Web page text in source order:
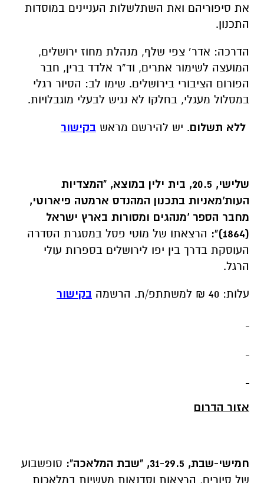
את סיפוריהם ואת השתלשלות העניינים במוסדות
התכנון.
הדרכה: אדר’ צפי שלף, מנהלת מחוז ירושלים,
המועצה לשימור אתרים, וד”ר אלדד ברין, חבר
הפורום הציבורי בירושלים. שימו לב: הסיור רגלי
במסלול מעגלי, בחלקו לא נגיש לבעלי מוגבלויות.
ללא תשלום. יש להירשם מראש בקישור
שלישי, 20.5, בית ילין במוצא, "המצדיות
העות'מאניות בתכנון המהנדס ארמטה פיארוטי,
מחבר הספר 'מנהגים ומסורות בארץ ישראל
(1864)":
הרצאתו של מוטי פסל במסגרת הסדרה
העוסקת בדרך בין יפו לירושלים בספרות עולי
הרגל.
עלות: 40 ₪ למשתתפ/ת. הרשמה בקישור
אזור הדרום
חמישי-שבת, 31-29.5, "שבת המלאכה":
סופשבוע
של סיורים, הרצאות וסדנאות מעשיות במלאכות